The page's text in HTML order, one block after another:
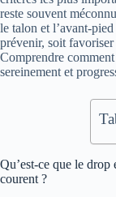
reste souvent
le talon et l’avant-
prévenir, soit favoriser
Comprendre
sereinement et
Qu’est-ce que le
courent ?